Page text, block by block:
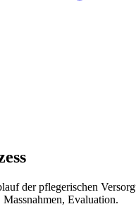
der pflegerischen
Evaluation.